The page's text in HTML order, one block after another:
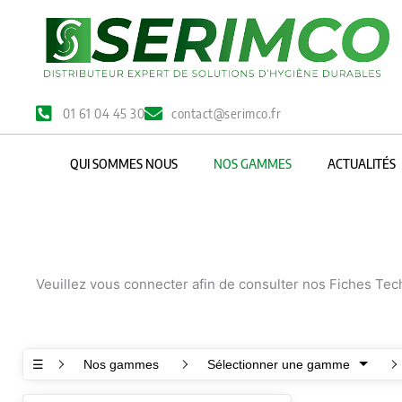
01 61 04 45 30 contact@serimco.fr
QUI SOMMES NOUS NOS GAMMES ACTUALITÉS
Veuillez vous connecter afin de consulter nos Fiches
☰ Nos gammes Sélectionner une gamme